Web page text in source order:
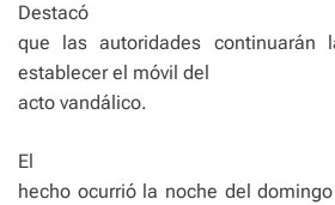
Destacó
que las autoridades continuarán
establecer el móvil del
acto vandálico.
El
hecho ocurrió la noche del